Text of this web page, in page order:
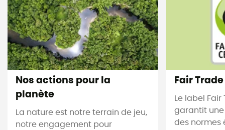
Nos actions pour la
planète
La nature est notre terrain de jeu,
notre engagement pour
Fair
Le label
garantit
des normes